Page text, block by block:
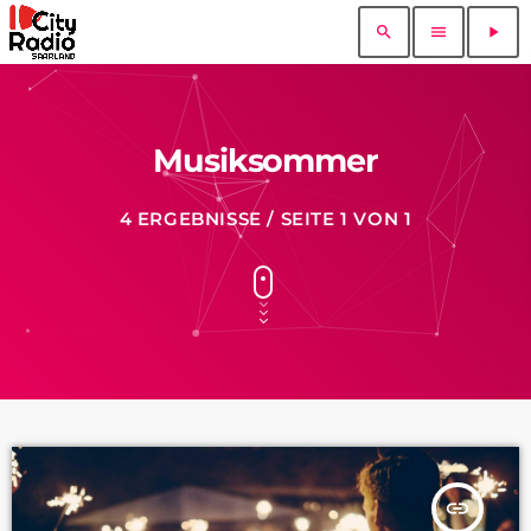
search menu play_arrow
Musiksommer
4 ERGEBNISSE / SEITE 1 VON 1
insert_link